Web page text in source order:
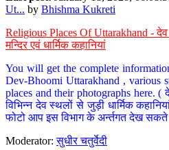
Ut... by Bhishma Kukreti
Religious Places Of Uttarakhand - देव
मन्दिर एवं धार्मिक कहानियां
You will get the complete
Dev-Bhoomi Uttarakhand , various
places and their photographs here. (
विभिन्न देव स्थलों से जुड़ी धार्मिक
फोटो आप इस विभाग के अर्न्तगत देख
Moderator:सुधीर चतुर्वेदी